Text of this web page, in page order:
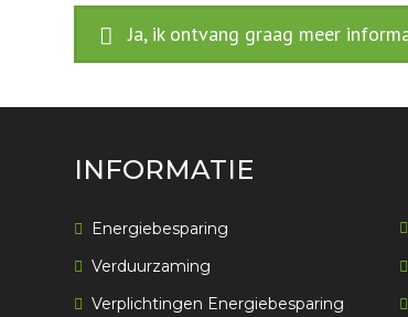
Ja, ik ontvang graag meer
INFORMATIE
Energiebesparing
Verduurzaming
Verplichtingen Energiebesparing